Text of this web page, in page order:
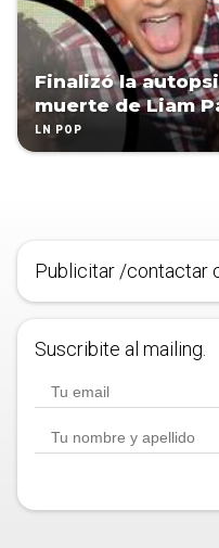
Finalizó la
muerte de Liam
LN POP
Publicitar /contactar
Suscribite al mailing.